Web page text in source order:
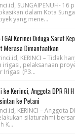
SUNGAIPENUH- 16
dalam Kota
yang mene...
Kerinci Diduga Sarat
Merasa Dimanfaatkan
KERINCI – Tidak
irigasi, pelaksanaan
Irigasi (P3...
Kerinci, Anggota DPR RI
ke Petani
KERINCI – Anggota
silaturahmi
K...